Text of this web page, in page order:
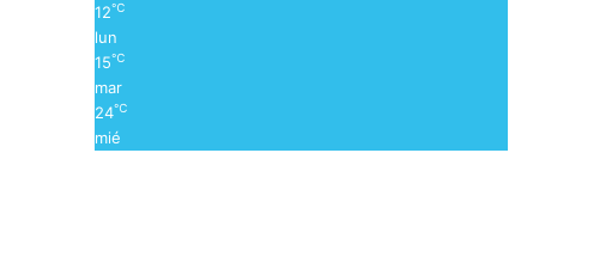
12℃
lun
15℃
mar
24℃
mié